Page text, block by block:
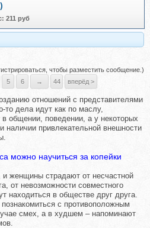
211 руб
чтобы разместить сообщение.)
5 6 → 44 вперёд >
отношений с представителями
то дела идут как по маслу,
общении, поведении, а у некоторых
наличии привлекательной внешности
можно научиться за копейки
женщины страдают от несчастной
от невозможности совместного
находиться в обществе друг друга.
с противоположным
смех, а в худшем – напоминают